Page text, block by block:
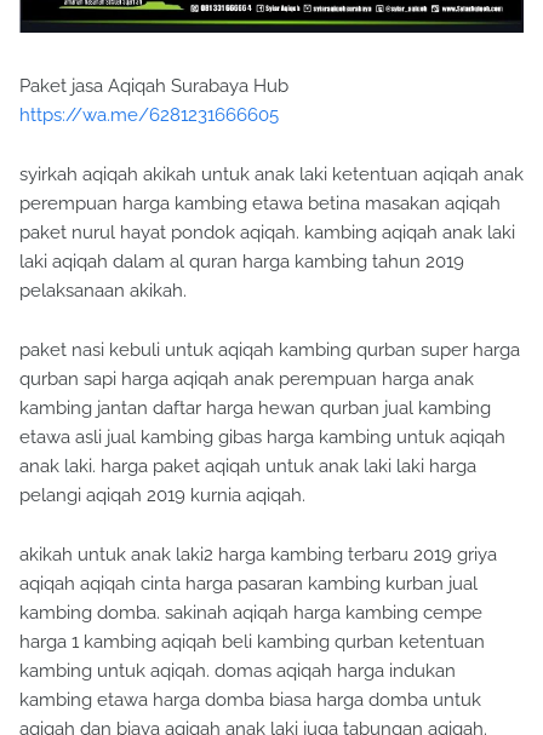
Paket jasa Aqiqah Surabaya Hub
https://wa.me/6281231666605
syirkah aqiqah akikah untuk anak laki ketentuan aqiqah anak
perempuan harga kambing etawa betina masakan aqiqah
paket nurul hayat pondok aqiqah. kambing aqiqah anak laki
laki aqiqah dalam al quran harga kambing tahun 2019
pelaksanaan akikah.
paket nasi kebuli untuk aqiqah kambing qurban super harga
qurban sapi harga aqiqah anak perempuan harga anak
kambing jantan daftar harga hewan qurban jual kambing
etawa asli jual kambing gibas harga kambing untuk aqiqah
anak laki. harga paket aqiqah untuk anak laki laki harga
pelangi aqiqah 2019 kurnia aqiqah.
akikah untuk anak laki2 harga kambing terbaru 2019 griya
aqiqah aqiqah cinta harga pasaran kambing kurban jual
kambing domba. sakinah aqiqah harga kambing cempe
harga 1 kambing aqiqah beli kambing qurban ketentuan
kambing untuk aqiqah. domas aqiqah harga indukan
kambing etawa harga domba biasa harga domba untuk
aqiqah dan biaya aqiqah anak laki juga tabungan aqiqah.